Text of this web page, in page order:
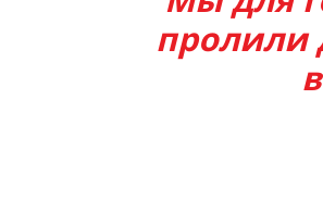
пролили